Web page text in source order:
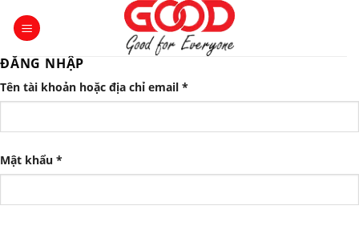
ĐĂNG NHẬP
Tên tài khoản hoặc địa chỉ email *
Mật khẩu *